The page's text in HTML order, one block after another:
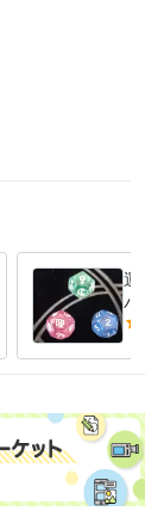
運気
バイ
るた